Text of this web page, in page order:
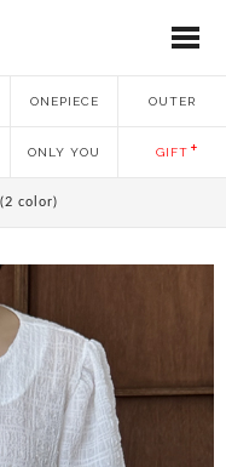
ONEPIECE OUTER
ONLY YOU GIFT
(2 color)